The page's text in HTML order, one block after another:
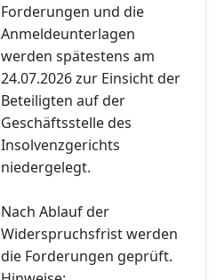
Forderungen und die
Anmeldeunterlagen
werden spätestens am
24.07.2026 zur Einsicht der
Beteiligten auf der
Geschäftsstelle des
Insolvenzgerichts
niedergelegt.
Nach Ablauf der
Widerspruchsfrist werden
die Forderungen geprüft.